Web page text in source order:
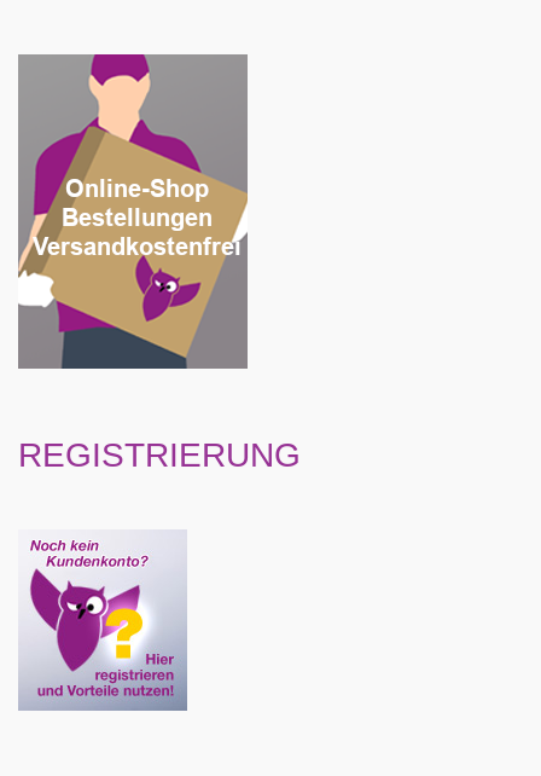
REGISTRIERUNG